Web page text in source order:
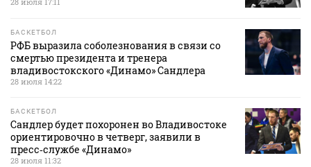
БАСКЕТБОЛ
РФБ выразила соболезнования в связи со
смертью президента и тренера
владивостокского «Динамо» Сандлера
28 июля 14:22
БАСКЕТБОЛ
Сандлер будет похоронен во Владивостоке
ориентировочно в четверг, заявили в
пресс‑службе «Динамо»
28 июля 11:32